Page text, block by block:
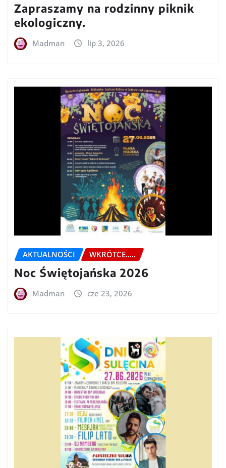
Zapraszamy na rodzinny piknik
ekologiczny.
Madman lip 3, 2026
AKTUALNOŚCI WKRÓTCE.....
Noc Świętojańska 2026
Madman cze 23, 2026